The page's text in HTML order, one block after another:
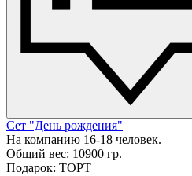
Сет "День рождения"
На компанию 16-18 человек.
Общий вес: 10900 гр.
Подарок: ТОРТ